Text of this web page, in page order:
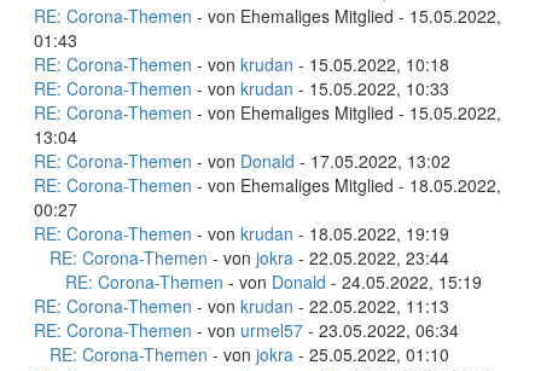
RE: Corona-Themen - von Ehemaliges Mitglied - 15.05.2022,
01:43
RE: Corona-Themen - von krudan - 15.05.2022, 10:18
RE: Corona-Themen - von krudan - 15.05.2022, 10:33
RE: Corona-Themen - von Ehemaliges Mitglied - 15.05.2022,
13:04
RE: Corona-Themen - von Donald - 17.05.2022, 13:02
RE: Corona-Themen - von Ehemaliges Mitglied - 18.05.2022,
00:27
RE: Corona-Themen - von krudan - 18.05.2022, 19:19
RE: Corona-Themen - von jokra - 22.05.2022, 23:44
RE: Corona-Themen - von Donald - 24.05.2022, 15:19
RE: Corona-Themen - von krudan - 22.05.2022, 11:13
RE: Corona-Themen - von urmel57 - 23.05.2022, 06:34
RE: Corona-Themen - von jokra - 25.05.2022, 01:10